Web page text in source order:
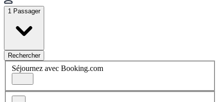
1 Passager
Rechercher
Séjournez avec Booking.com